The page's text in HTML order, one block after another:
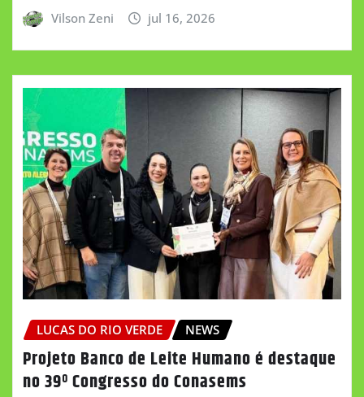
Vilson Zeni jul 16, 2026
LUCAS DO RIO VERDE NEWS
Projeto Banco de Leite Humano é destaque
no 39º Congresso do Conasems